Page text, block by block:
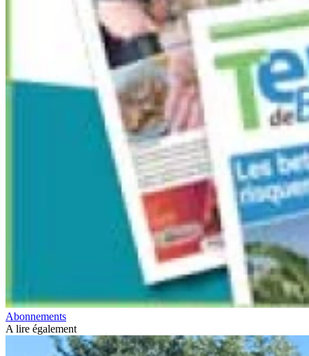
Abonnements
A lire également